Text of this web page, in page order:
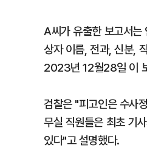
A씨가 유출한 보고서
상자 이름, 전과, 신분,
2023년 12월28일 이
검찰은 "피고인은 수사
무실 직원들은 최초 기
있다"고 설명했다.